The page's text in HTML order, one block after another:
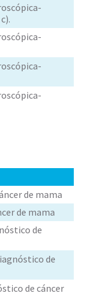
de mama
de mama
de
de
de cáncer